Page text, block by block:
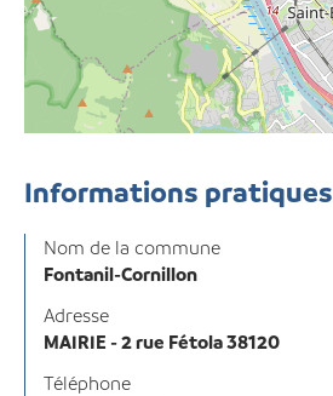
Informations pratiques
Nom de la commune
Fontanil-Cornillon
Adresse
MAIRIE - 2 rue Fétola 38120
Téléphone